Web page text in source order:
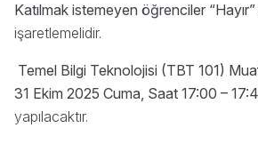
Katılmak istemeyen öğrenciler “Hayır”
işaretlemelidir.
Temel Bilgi Teknolojisi (TBT 101)
31 Ekim 2025 Cuma, Saat 17:00 –
yapılacaktır.